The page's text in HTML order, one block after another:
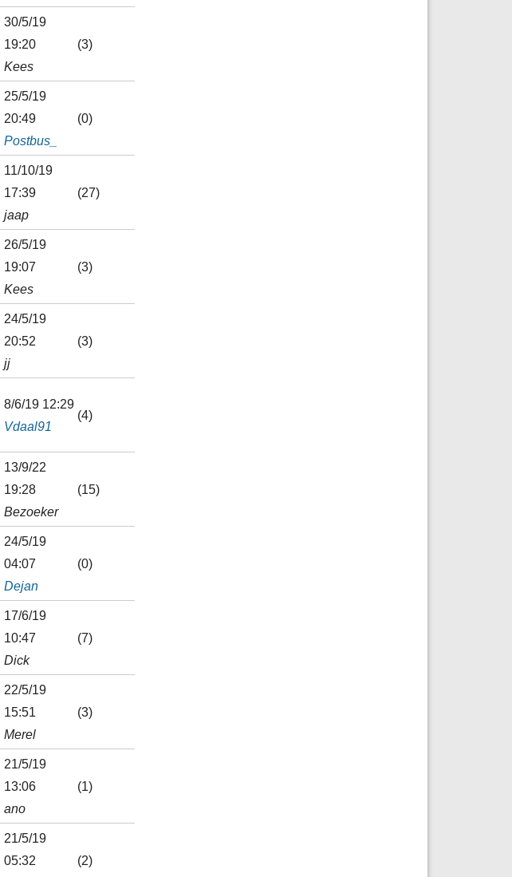
30/5/19
19:20
Kees
(3)
25/5/19
20:49
Postbus_
(0)
11/10/19
17:39
jaap
(27)
26/5/19
19:07
Kees
(3)
24/5/19
20:52
jj
(3)
8/6/19 12:29
Vdaal91
(4)
13/9/22
19:28
Bezoeker
(15)
24/5/19
04:07
Dejan
(0)
17/6/19
10:47
Dick
(7)
22/5/19
15:51
Merel
(3)
21/5/19
13:06
ano
(1)
21/5/19
05:32
(2)